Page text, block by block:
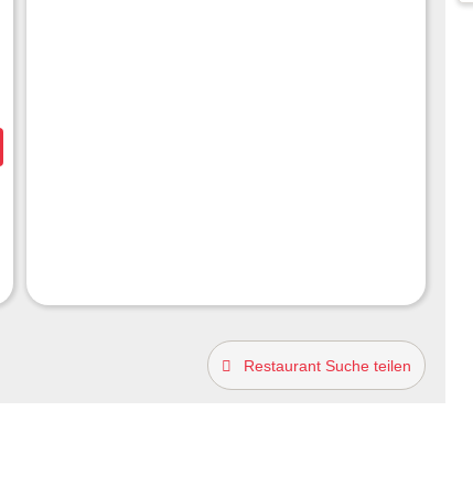
Restaurant Suche teilen